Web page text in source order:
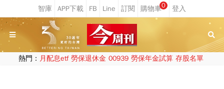
0
熱門： 月配息etf 勞保退休金 00939 勞保年金試算 存股名單